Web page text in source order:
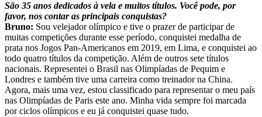
São 35 anos dedicados à vela e muitos títulos. Você pode, por
favor, nos contar as principais conquistas?
Bruno: Sou velejador olímpico e tive o prazer de participar de
muitas competições durante esse período, conquistei medalha de
prata nos Jogos Pan-Americanos em 2019, em Lima, e conquistei ao
todo quatro títulos da competição. Além de outros sete títulos
nacionais. Representei o Brasil nas Olimpíadas de Pequim e
Londres e também tive uma carreira como treinador na China.
Agora, mais uma vez, estou classificado para representar o meu país
nas Olimpíadas de Paris este ano. Minha vida sempre foi marcada
por ciclos olímpicos e eu já conquistei quase tudo.